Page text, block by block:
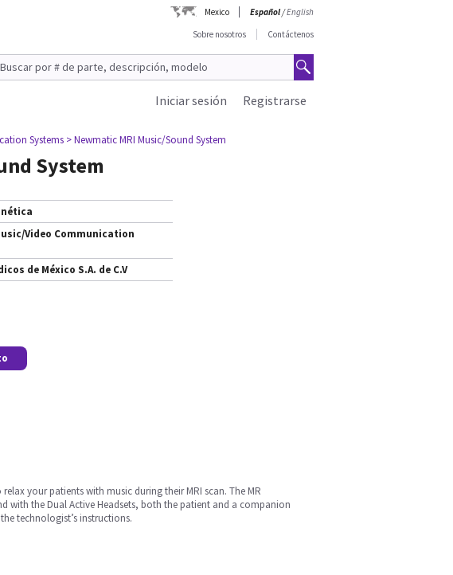
Mexico Español/English
Sobre nosotros
Contáctenos
Registrarse
Iniciar sesión
Systems > Newmatic MRI Music/Sound System
System
Video Communication
de México S.A. de C.V
your patients with music during their MRI scan. The MR
with the Dual Active Headsets, both the patient and a companion
technologist’s instructions.